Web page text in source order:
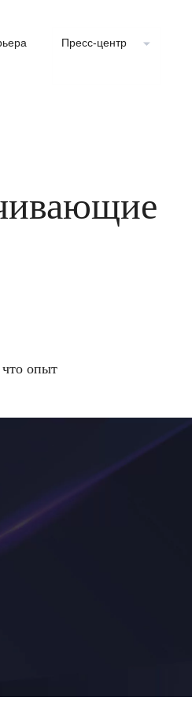
Пресс-центр
опыт